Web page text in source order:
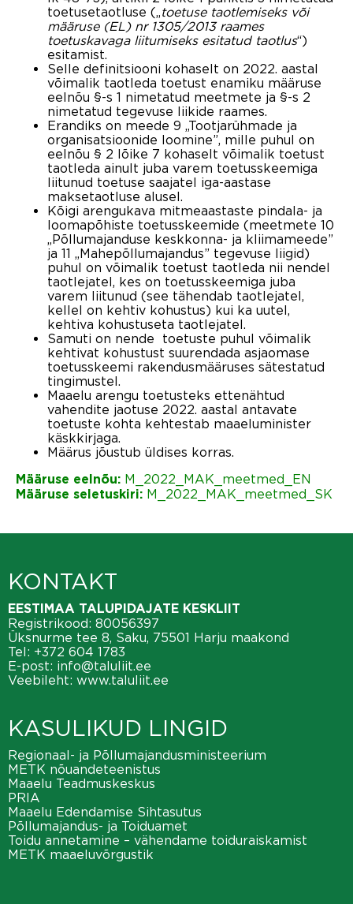
toetusetaotluse („toetuse taotlemiseks või
määruse (EL) nr 1305/2013 raames
toetuskavaga liitumiseks esitatud taotlus“)
esitamist.
Selle definitsiooni kohaselt on 2022. aastal
võimalik taotleda toetust enamiku määruse
eelnõu §-s 1 nimetatud meetmete ja §-s 2
nimetatud tegevuse liikide raames.
Erandiks on meede 9 „Tootjarühmade ja
organisatsioonide loomine”, mille puhul on
eelnõu § 2 lõike 7 kohaselt võimalik toetust
taotleda ainult juba varem toetusskeemiga
liitunud toetuse saajatel iga-aastase
maksetaotluse alusel.
Kõigi arengukava mitmeaastaste pindala- ja
loomapõhiste toetusskeemide (meetmete 10
„Põllumajanduse keskkonna- ja kliimameede”
ja 11 „Mahepõllumajandus” tegevuse liigid)
puhul on võimalik toetust taotleda nii nendel
taotlejatel, kes on toetusskeemiga juba
varem liitunud (see tähendab taotlejatel,
kellel on kehtiv kohustus) kui ka uutel,
kehtiva kohustuseta taotlejatel.
Samuti on nende toetuste puhul võimalik
kehtivat kohustust suurendada asjaomase
toetusskeemi rakendusmääruses sätestatud
tingimustel.
Maaelu arengu toetusteks ettenähtud
vahendite jaotuse 2022. aastal antavate
toetuste kohta kehtestab maaeluminister
käskkirjaga.
Määrus jõustub üldises korras.
Määruse eelnõu: M_2022_MAK_meetmed_EN
Määruse seletuskiri: M_2022_MAK_meetmed_SK
KONTAKT
EESTIMAA TALUPIDAJATE KESKLIIT
Registrikood: 80056397
Üksnurme tee 8, Saku, 75501 Harju maakond
Tel: +372 604 1783
E-post: info@taluliit.ee
Veebileht: www.taluliit.ee
KASULIKUD LINGID
Regionaal- ja Põllumajandusministeerium
METK nõuandeteenistus
Maaelu Teadmuskeskus
PRIA
Maaelu Edendamise Sihtasutus
Põllumajandus- ja Toiduamet
Toidu annetamine – vähendame toiduraiskamist
METK maaeluvõrgustik